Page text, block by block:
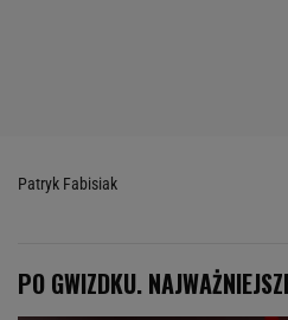
Patryk Fabisiak